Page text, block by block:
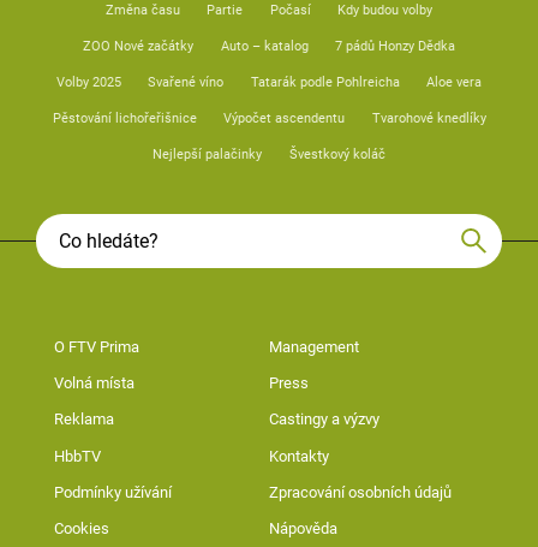
Změna času Partie Počasí Kdy budou volby
ZOO Nové začátky Auto – katalog 7 pádů Honzy Dědka
Volby 2025 Svařené víno Tatarák podle Pohlreicha Aloe vera
Pěstování lichořeřišnice Výpočet ascendentu Tvarohové knedlíky
Nejlepší palačinky Švestkový koláč
O FTV Prima Management
Volná místa Press
Reklama Castingy a výzvy
HbbTV Kontakty
Podmínky užívání Zpracování osobních údajů
Cookies Nápověda